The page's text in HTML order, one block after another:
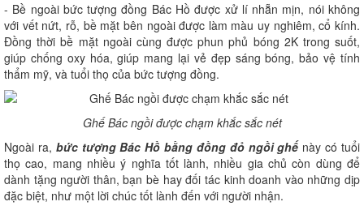
- Bề ngoài bức tượng đồng Bác Hồ được xử lí nhẵn mịn, nói không
với vết nứt, rỗ, bề mặt bên ngoài được làm màu uy nghiêm, cổ kính.
Đồng thời bề mặt ngoài cùng được phun phủ bóng 2K trong suốt,
giúp chống oxy hóa, giúp mang lại vẻ đẹp sáng bóng, bảo vệ tính
thẩm mỹ, và tuổi thọ của bức tượng đồng.
Ghế Bác ngồi được chạm khắc sắc nét
Ngoài ra, bức tượng Bác Hồ bằng đồng đỏ ngồi ghế này có tuổi
thọ cao, mang nhiều ý nghĩa tốt lành, nhiều gia chủ còn dùng để
dành tặng người thân, bạn bè hay đối tác kinh doanh vào những dịp
đặc biệt, như một lời chúc tốt lành đến với người nhận.